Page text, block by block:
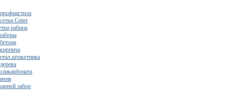
Gitter
рабица
забор